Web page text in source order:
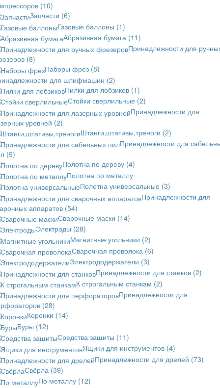
(10)
Запчасти (6)
Газовые баллоны (1)
Абразивная бумага (11)
Принадлежности для
(8)
Наборы фрез (8)
для шлифмашин (2)
Пилки для лобзиков (1)
Стойки сверлильные (2)
Принадлежности для
уровней (2)
Штанги,штативы,треноги (2)
Принадлежности для
(9)
Полотна по дереву (4)
Полотна по металлу
Полотна универсальные (3)
Принадлежности для
аппаратов (54)
Сварочные маски (14)
Электроды (28)
Магнитные угольники (2)
Сварочная проволока (6)
Электрододержатели (3)
Принадлежности для станков (2)
К строгальным станкам (2)
Принадлежности для
(28)
Коронки (14)
Буры (12)
Средства защиты (11)
Ящики для инструментов (4)
Принадлежности для дрелей (73)
Свёрла (39)
По металлу (12)